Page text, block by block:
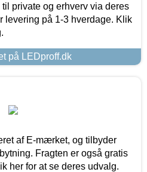
private og erhverv via deres
levering på 1-3 hverdage. Klik
på LEDproff.dk
af E-mærket, og tilbyder
Fragten er også gratis
her for at se deres udvalg.